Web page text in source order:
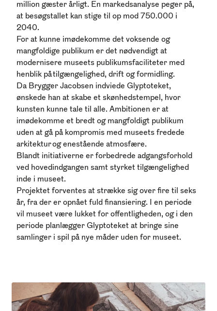
million gæster årligt. En markedsanalyse peger på,
at besøgstallet kan stige til op mod 750.000 i
2040.
For at kunne imødekomme det voksende og
mangfoldige publikum er det nødvendigt at
modernisere museets publikumsfaciliteter med
henblik på tilgængelighed, drift og formidling.
Da Brygger Jacobsen indviede Glyptoteket,
ønskede han at skabe et skønhedstempel, hvor
kunsten kunne tale til alle. Ambitionen er at
imødekomme et bredt og mangfoldigt publikum
uden at gå på kompromis med museets fredede
arkitektur og enestående atmosfære.
Blandt initiativerne er forbedrede adgangsforhold
ved hovedindgangen samt styrket tilgængelighed
inde i museet.
Projektet forventes at strække sig over fire til seks
år, fra der er opnået fuld finansiering. I en periode
vil museet være lukket for offentligheden, og i den
periode planlægger Glyptoteket at bringe sine
samlinger i spil på nye måder uden for museet.